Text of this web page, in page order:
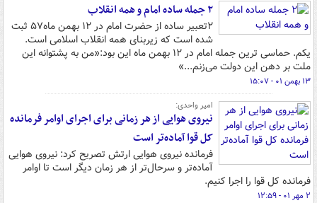
۲ جمله ساده امام و همه انقلاب
۲تعبیر ساده از حضرت امام در ۱۲ بهمن ماه‌۵۷ ثبت
شده است که زیربنای همه انقلاب اسلامی است.
یکم. حماسی ترین جمله امام در ۱۲ بهمن ماه این بود:«من به پشتوانه این
ملت بر دهن این دولت می‌زنم...»
۱۳ بهمن ۰۱ - ۱۵:۰۷
امیر واحدی:
نیروی هوایی از هر زمانی برای اجرای اوامر فرمانده
کل قوا آماده‌تر است
فرمانده نیروی هوایی ارتش تصریح کرد: نیروی هوایی
آماده‌تر و سرحال‌تر از هر زمان دیگر است تا اوامر
فرمانده کل قوا را اجرا کنیم.
۲ مهر ۰۱ - ۱۲:۵۹